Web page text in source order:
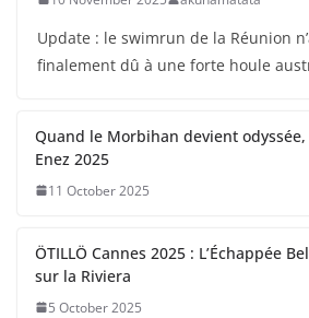
Update : le swimrun de la Réunion
finalement dû à une forte houle
Quand le Morbihan devient
Enez 2025
11 October 2025
ÖTILLÖ Cannes 2025 : L’Échappée
sur la Riviera
5 October 2025